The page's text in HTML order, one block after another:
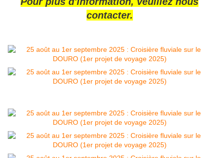
contacter.